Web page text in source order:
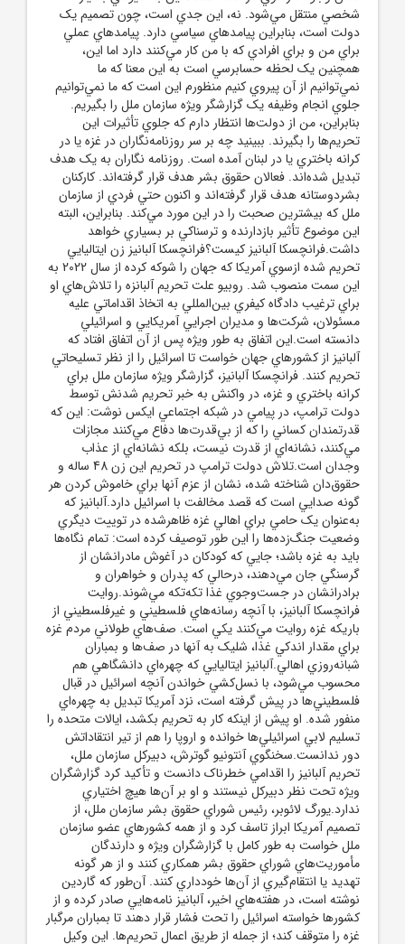
شخصي منتقل مي‌شود. نه، اين جدي است، چون تصميم يک
دولت است، بنابراين پيامدهاي سياسي دارد. پيامدهاي عملي
براي من و براي افرادي که با من کار مي‌کنند دارد اما اين،
همچنين يک لحظه حسابرسي است به اين معنا که ما
نمي‌توانيم از آن پيروي کنيم منظورم اين است که ما نمي‌توانيم
جلوي انجام وظيفه يک گزارشگر ويژه سازمان ملل را بگيريم.
بنابراين، من از دولت‌ها انتظار دارم که جلوي تأثيرات اين
تحريم‌ها را بگيرند. ببينيد چه بر سر روزنامه‌نگاران در غزه يا در
کرانه باختري يا در لبنان آمده است. روزنامه نگاران به يک هدف
تبديل شده‌اند. فعالان حقوق بشر هدف قرار گرفته‌اند. کارکنان
بشردوستانه هدف قرار گرفته‌اند و اکنون حتي فردي از سازمان
ملل که بيشترين صحبت را در اين مورد مي‌کند. بنابراين، البته
اين موضوع تأثير بازدارنده و ترسناکي بر بسياري خواهد
داشت.فرانچسکا آلبانيز کيست؟فرانچسکا آلبانيز زن ايتاليايي
تحريم شده ازسوي آمريکا که جهان را شوکه کرده از سال 2022 به
اين سمت منصوب شد. روبيو علت تحريم آلبانزه را تلاش‌هاي او
براي ترغيب دادگاه کيفري بين‌المللي به اتخاذ اقداماتي عليه
مسئولان، شرکت‌ها و مديران اجرايي آمريکايي و اسرائيلي
دانسته است.اين اتفاق به طور ويژه پس از آن اتفاق افتاد که
آلبانيز از کشورهاي جهان خواست تا اسرائيل را از نظر تسليحاتي
تحريم کنند. فرانچسکا آلبانيز، گزارشگر ويژه سازمان ملل براي
کرانه باختري و غزه، در واکنش به خبر تحريم شدنش توسط
دولت ترامپ، در پيامي در شبکه اجتماعي ايکس نوشت: اين که
قدرتمندان کساني را که از بي‌قدرت‌ها دفاع مي‌کنند مجازات
مي‌کنند، نشانه‌اي از قدرت نيست، بلکه نشانه‌اي از عذاب
وجدان است.تلاش دولت ترامپ در تحريم اين زن 48 ساله و
حقوق‌دان شناخته شده، نشان از عزم آنها براي خاموش کردن هر
گونه صدايي است که قصد مخالفت با اسرائيل دارد.آلبانيز که
به‌عنوان يک حامي براي اهالي غزه ظاهرشده در توييت ديگري
وضعيت جنگ‌زده‌ها را اين طور توصيف کرده است: تمام نگاه‌ها
بايد به غزه باشد؛ جايي که کودکان در آغوش مادرانشان از
گرسنگي جان مي‌دهند، درحالي که پدران و خواهران و
برادرانشان در جست‌وجوي غذا تکه‌تکه مي‌شوند.روايت
فرانچسکا آلبانيز، با آنچه رسانه‌هاي فلسطيني و غيرفلسطيني از
باريکه غزه روايت مي‌کنند يکي است. صف‌هاي طولاني مردم غزه
براي مقدار اندکي غذا، شليک به آنها در صف‌ها و بمباران
شبانه‌روزي اهالي.آلبانيز ايتاليايي که چهره‌اي دانشگاهي هم
محسوب مي‌شود، با نسل‌کشي خواندن آنچه اسرائيل در قبال
فلسطيني‌ها در پيش گرفته است، نزد آمريکا تبديل به چهره‌اي
منفور شده. او پيش از اينکه کار به تحريم بکشد، ايالات متحده را
تسليم لابي‌ اسرائيلي‌ها خوانده و اروپا را هم از تير انتقاداتش
دور ندانست.سخنگوي آنتونيو گوترش، دبيرکل سازمان ملل،
تحريم آلبانيز را اقدامي خطرناک دانست و تأکيد کرد گزارشگران
ويژه تحت نظر دبيرکل نيستند و او بر آن‌ها هيچ اختياري
ندارد.يورگ لائوبر، رئيس شوراي حقوق بشر سازمان ملل، از
تصميم آمريکا ابراز تاسف کرد و از همه کشورهاي عضو سازمان
ملل خواست به طور کامل با گزارشگران ويژه و دارندگان
مأموريت‌هاي شوراي حقوق بشر همکاري کنند و از هر گونه
تهديد يا انتقام‌گيري از آن‌ها خودداري کنند. آن‌طور که گاردين
نوشته است، در هفته‌هاي اخير، آلبانيز نامه‌هايي صادر کرده و از
کشورها خواسته اسرائيل را تحت فشار قرار دهند تا بمباران مرگبار
غزه را متوقف کند؛ از جمله از طريق اعمال تحريم‌ها. اين وکيل